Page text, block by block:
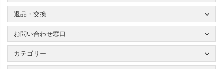
返品・交換
お問い合わせ窓口
カテゴリー